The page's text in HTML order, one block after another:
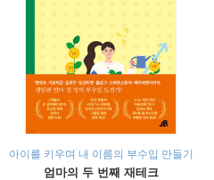
아이를 키우며 내 이름의 부수입 만들기
엄마의 두 번째 재테크